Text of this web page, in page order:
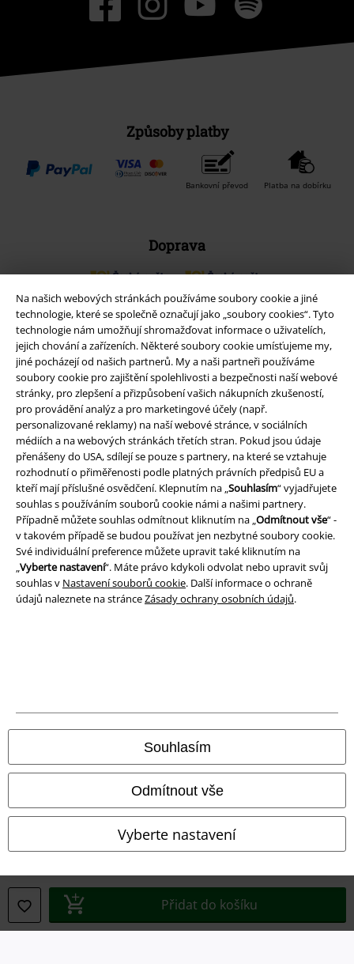
Na našich webových stránkách používáme soubory cookie a jiné
technologie, které se společně označují jako „soubory cookies“. Tyto
technologie nám umožňují shromažďovat informace o uživatelích,
jejich chování a zařízeních. Některé soubory cookie umísťujeme my,
jiné pocházejí od našich partnerů. My a naši partneři používáme
soubory cookie pro zajištění spolehlivosti a bezpečnosti naší webové
stránky, pro zlepšení a přizpůsobení vašich nákupních zkušeností,
pro provádění analýz a pro marketingové účely (např.
personalizované reklamy) na naší webové stránce, v sociálních
médiích a na webových stránkách třetích stran. Pokud jsou údaje
přenášeny do USA, sdílejí se pouze s partnery, na které se vztahuje
rozhodnutí o přiměřenosti podle platných právních předpisů EU a
kteří mají příslušné osvědčení. Klepnutím na „Souhlasím“ vyjadřujete
souhlas s používáním souborů cookie námi a našimi partnery.
Případně můžete souhlas odmítnout kliknutím na „Odmítnout vše“ -
v takovém případě se budou používat jen nezbytné soubory cookie.
Své individuální preference můžete upravit také kliknutím na
„Vyberte nastavení“. Máte právo kdykoli odvolat nebo upravit svůj
souhlas v Nastavení souborů cookie. Další informace o ochraně
údajů naleznete na stránceZásady ochrany osobních údajů.
Souhlasím
Odmítnout vše
Vyberte nastavení
Přidat do košíku
Způsoby platby
Bankovní převod Platba na dobírku
Doprava
Balíkovna Balík Do ruky
EMP aplikaci
Stáhněte si novou EMP aplikaci zdarma a využijte všechny nové
funkce a výhody!
A Warner Music Group Company
Právní informace
Prohlášení o shodě
Informace o přístupnosti